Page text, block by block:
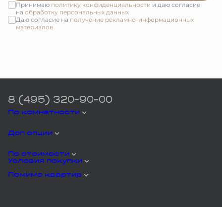
Принимаю политику конфиденциальности и даю согласие
на обработку персональных данных
Даю согласие на получение рекламно-информационных
материалов
По комнатности
Доп опции
По стоимости
Помимо квартир
Условия покупки
8 (495) 320-90-00